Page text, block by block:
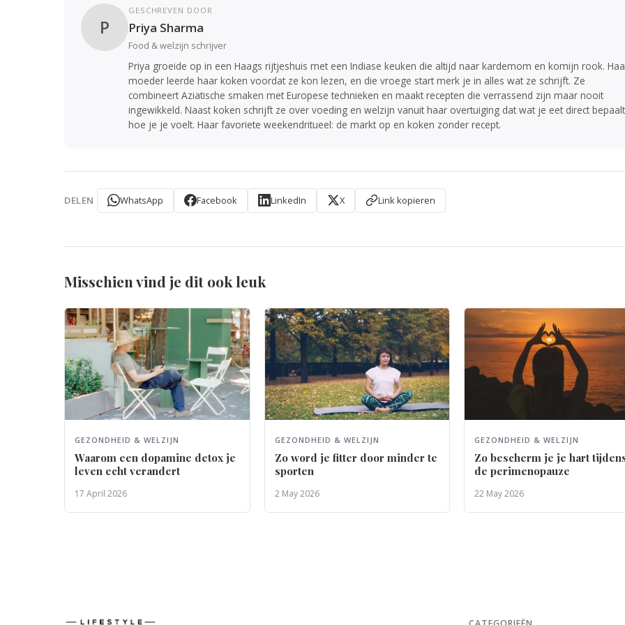
P
GESCHREVEN DOOR
Priya Sharma
Food & welzijn schrijver
Priya groeide op in een Haags rijtjeshuis met een Indiase keuken die altijd naar kardemom en komijn rook.
moeder leerde haar koken voordat ze kon lezen, en die vroege start merk je in alles wat ze schrijft. Ze
combineert Aziatische smaken met Europese technieken en maakt recepten die verrassend zijn maar nooit
ingewikkeld. Naast koken schrijft ze over voeding en welzijn vanuit haar overtuiging dat wat je eet direct bepaalt
hoe je je voelt. Haar favoriete weekendritueel: de markt op en koken zonder recept.
DELEN WhatsApp Facebook LinkedIn X Link kopieren
Misschien vind je dit ook leuk
GEZONDHEID & WELZIJN
Waarom een dopamine detox je
leven echt verandert
17 April 2026
GEZONDHEID & WELZIJN
Zo word je fitter door minder te
sporten
2 May 2026
GEZONDHEID & WELZIJN
Zo bescherm je je hart
de perimenopauze
22 May 2026